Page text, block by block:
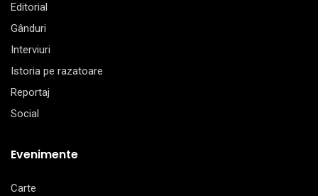
Editorial
Gânduri
Interviuri
Istoria pe razatoare
Reportaj
Social
Evenimente
Carte